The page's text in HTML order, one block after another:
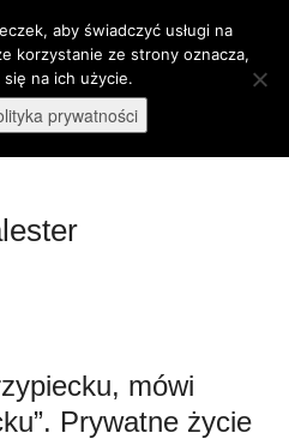
M
e
B
mówi
Prywatne życie
narzędzi
aby świadczyć usługi na
korzystanie ze strony oznacza,
się na ich użycie.
prywatności